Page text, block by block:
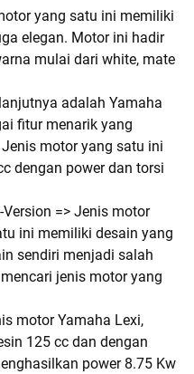
yang satu ini memiliki
elegan. Motor ini hadir
mulai dari white, mate
adalah Yamaha
fitur menarik yang
motor yang satu ini
dengan power dan torsi
Version => Jenis motor
ini memiliki desain yang
sendiri menjadi salah
jenis motor yang
motor Yamaha Lexi,
125 cc dan dengan
power 8.75 Kw